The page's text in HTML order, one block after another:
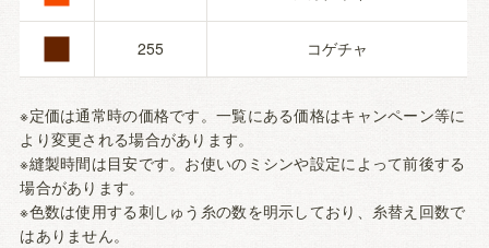
■ 255 コゲチャ
※定価は通常時の価格です。一覧にある価格はキャンペーン等に
より変更される場合があります。
※縫製時間は目安です。お使いのミシンや設定によって前後する
場合があります。
※色数は使用する刺しゅう糸の数を明示しており、糸替え回数で
はありません。